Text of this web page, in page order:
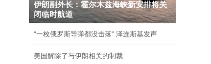
伊朗副外长：霍尔木兹海峡新安排将关
闭临时航道
“一枚俄罗斯导弹都没击落” 泽连斯基发声
美国解除了与伊朗相关的制裁